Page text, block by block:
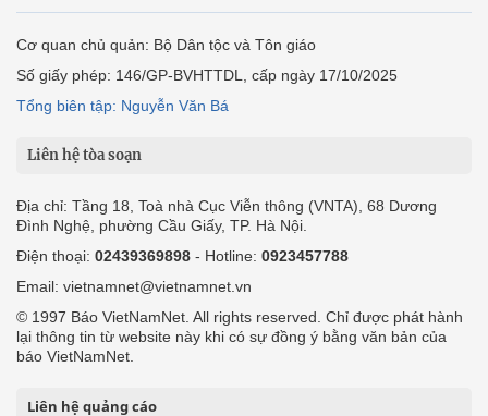
Cơ quan chủ quản: Bộ Dân tộc và Tôn giáo
Số giấy phép: 146/GP-BVHTTDL, cấp ngày 17/10/2025
Tổng biên tập: Nguyễn Văn Bá
Liên hệ tòa soạn
Địa chỉ: Tầng 18, Toà nhà Cục Viễn thông (VNTA), 68 Dương
Đình Nghệ, phường Cầu Giấy, TP. Hà Nội.
Điện thoại: 02439369898 - Hotline: 0923457788
Email: vietnamnet@vietnamnet.vn
© 1997 Báo VietNamNet. All rights reserved. Chỉ được phát hành
lại thông tin từ website này khi có sự đồng ý bằng văn bản của
báo VietNamNet.
Liên hệ quảng cáo